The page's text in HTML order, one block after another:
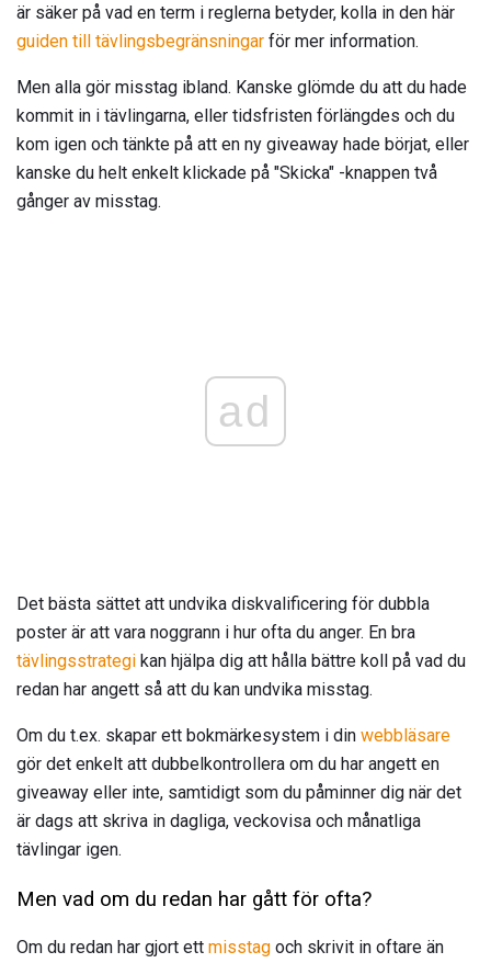
är säker på vad en term i reglerna betyder, kolla in den här
guiden till tävlingsbegränsningar för mer information.
Men alla gör misstag ibland. Kanske glömde du att du hade
kommit in i tävlingarna, eller tidsfristen förlängdes och du
kom igen och tänkte på att en ny giveaway hade börjat, eller
kanske du helt enkelt klickade på "Skicka" -knappen två
gånger av misstag.
ad
Det bästa sättet att undvika diskvalificering för dubbla
poster är att vara noggrann i hur ofta du anger. En bra
tävlingsstrategi kan hjälpa dig att hålla bättre koll på vad du
redan har angett så att du kan undvika misstag.
Om du t.ex. skapar ett bokmärkesystem i din webbläsare
gör det enkelt att dubbelkontrollera om du har angett en
giveaway eller inte, samtidigt som du påminner dig när det
är dags att skriva in dagliga, veckovisa och månatliga
tävlingar igen.
Men vad om du redan har gått för ofta?
Om du redan har gjort ett misstag och skrivit in oftare än